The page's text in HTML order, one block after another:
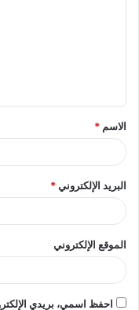
ق
*
الاسم *
البريد الإلكتروني*
الموقع الإلكتروني
احفظ اسمي، بريدي